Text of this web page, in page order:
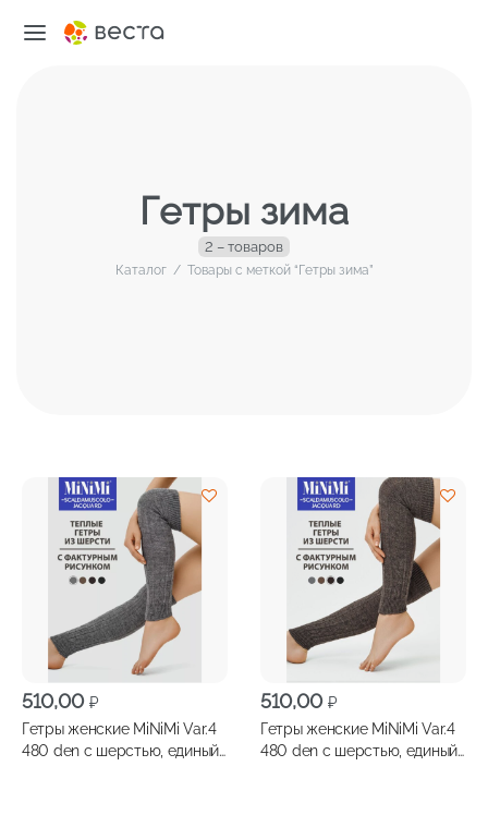
Гетры зима
2 – товаров
Каталог / Товары с меткой “Гетры зима”
510,00 ₽
Гетры женские MiNiMi Var.4
480 den с шерстью, единый
510,00 ₽
Гетры женские MiNiMi Var.4
480 den с шерстью, единый